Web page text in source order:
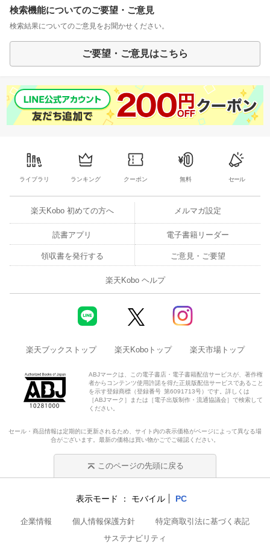
検索機能についてのご要望・ご意見
検索結果についてのご意見をお聞かせください。
ご要望・ご意見はこちら
ライブラリ ランキング クーポン 無料 セール
楽天Kobo 初めての方へ メルマガ設定
読書アプリ 電子書籍リーダー
領収書を発行する ご意見・ご要望
楽天Kobo ヘルプ
楽天ブックストップ 楽天Koboトップ 楽天市場トップ
ABJマークは、この電子書店・電子書籍配信サービスが、著作権
者からコンテンツ使用許諾を得た正規版配信サービスであること
を示す登録商標（登録番号 第6091713号）です。詳しくは
［ABJマーク］または［電子出版制作・流通協議会］で検索して
ください。
セール・商品情報は定期的に更新されるため、サイト内の表示価格がページによって異なる場
合がございます。最新の価格は買い物かごでご確認ください。
このページの先頭に戻る
表示モード モバイル PC
企業情報 個人情報保護方針
特定商取引法に基づく表記
サステナビリティ